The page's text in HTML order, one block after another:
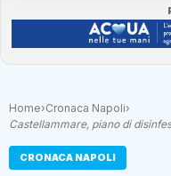
Home›Cronaca Napoli›
Castellammare, piano di
CRONACA NAPOLI